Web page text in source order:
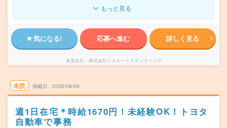
もっと見る
気になる! 応募へ進む 詳しく見る
派遣会社 株式会社リクルートスタッフィング
未読 掲載日 2026/08/09
週1日在宅＊時給1670円！未経験OK！トヨタ
自動車で事務